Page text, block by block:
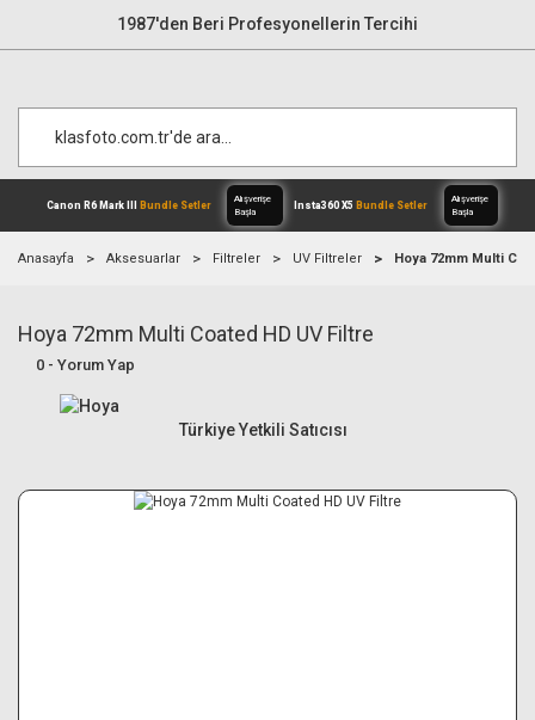
1987'den Beri Profesyonellerin Tercihi
Canon R6 Mark IIIBundle Setler
Anasayfa Aksesuarlar Filtreler UV Filtreler Hoya 72mm Multi
Hoya 72mm Multi Coated HD UV Filtre
0 - Yorum Yap
Türkiye Yetkili Satıcısı